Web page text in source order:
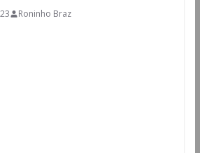
Roninho Braz